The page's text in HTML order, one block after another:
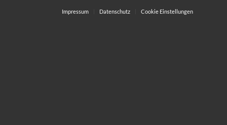
Impressum Datenschutz Cookie Einstellungen